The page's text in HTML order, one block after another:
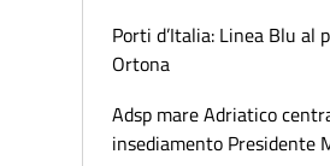
Porti d’Italia: Linea Blu al
Ortona
Adsp mare Adriatico
insediamento Presidente